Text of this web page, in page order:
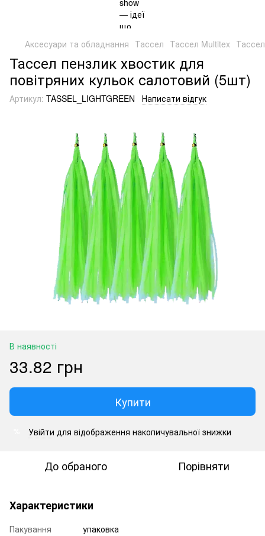
Аксесуари та обладнання Тассел Тассел Multitex
Тассел пензлик хвостик для
повітряних кульок салотовий (5шт)
Артикул: TASSEL_LIGHTGREEN Написати відгук
В наявності
33.82 грн
Купити
Увійти для відображення накопичувальної знижки
До обраного Порівняти
Характеристики
Пакування
упаковка